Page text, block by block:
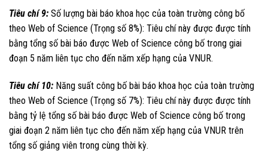
Tiêu chí 9: Số lượng bài báo khoa học của toàn trường công bố
theo Web of Science (Trọng số 8%): Tiêu chí này được được tính
bằng tổng số bài báo được Web of Science công bố trong giai
đoạn 5 năm liên tục cho đến năm xếp hạng của VNUR.
Tiêu chí 10: Năng suất công bố bài báo khoa học của toàn trường
theo Web of Science (Trọng số 7%): Tiêu chí này được được tính
bằng tỷ lệ tổng số bài báo được Web of Science công bố trong
giai đoạn 2 năm liên tục cho đến năm xếp hạng của VNUR trên
tổng số giảng viên trong cùng thời kỳ.